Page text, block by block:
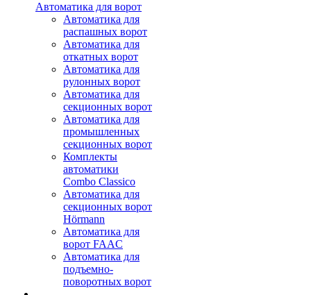
Автоматика для ворот
Автоматика для
распашных ворот
Автоматика для
откатных ворот
Автоматика для
рулонных ворот
Автоматика для
секционных ворот
Автоматика для
промышленных
секционных ворот
Комплекты
автоматики
Combo Classico
Автоматика для
секционных ворот
Hörmann
Автоматика для
ворот FAAC
Автоматика для
подъемно-
поворотных ворот